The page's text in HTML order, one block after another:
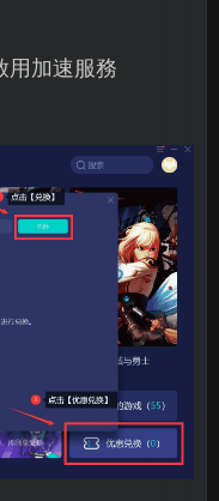
用加速服務